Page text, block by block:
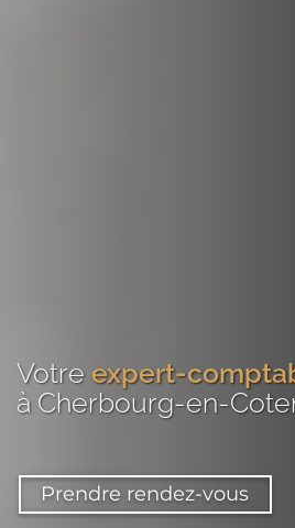
Votre expert-
à Cherbourg-en-
Prendre rendez-vous